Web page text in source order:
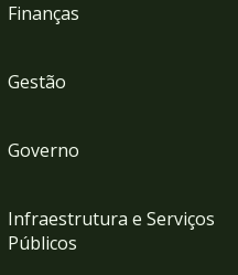
Finanças
Gestão
Governo
Infraestrutura e Serviços
Públicos